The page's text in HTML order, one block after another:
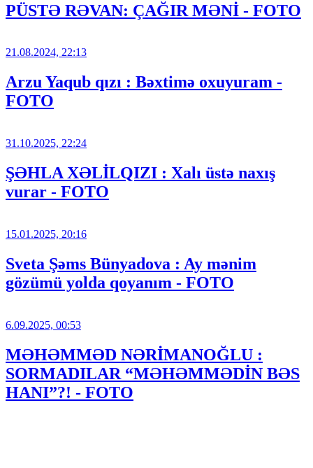
PÜSTƏ RƏVAN: ÇAĞIR MƏNİ - FOTO
21.08.2024, 22:13
Arzu Yaqub qızı : Bəxtimə oxuyuram -
FOTO
31.10.2025, 22:24
ŞƏHLA XƏLİLQIZI : Xalı üstə naxış
vurar - FOTO
15.01.2025, 20:16
Sveta Şəms Bünyadova : Ay mənim
gözümü yolda qoyanım - FOTO
6.09.2025, 00:53
MƏHƏMMƏD NƏRİMANOĞLU :
SORMADILAR “MƏHƏMMƏDİN BƏS
HANI”?! - FOTO